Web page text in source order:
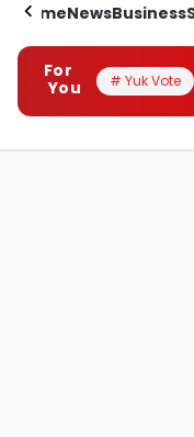
HomeNewsBusiness
For
You
# Yuk Vote